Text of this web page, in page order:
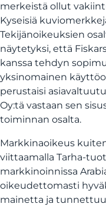
merkeistä ollut
Kyseisiä
Tekijänoikeuksien
näytetyksi, että
kanssa tehdyn
yksinomainen
perustaisi
Oy:tä vastaan sen
toiminnan osalta.
Markkinaoikeus
viittaamalla Tarha-
markkinoinnissa
oikeudettomasti
mainetta ja